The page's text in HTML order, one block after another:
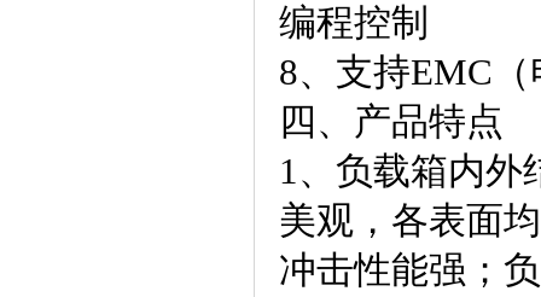
编程控制
8、支持EMC
四、产品特点
1、负载箱内外
美观，各表面
冲击性能强；